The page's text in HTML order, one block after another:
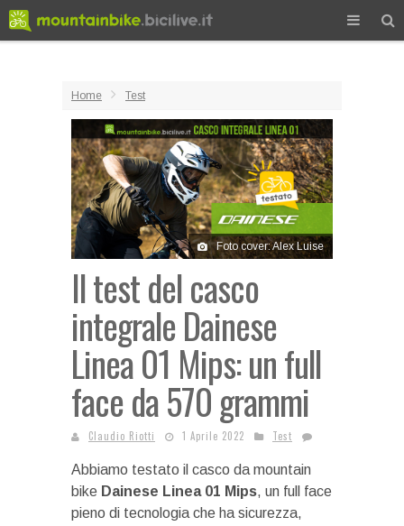
Home Test
Foto cover: Alex Luise
Il test del casco
integrale Dainese
Linea 01 Mips: un full
face da 570 grammi
Claudio Riotti 1 Aprile 2022 Test
Abbiamo testato il casco da mountain
bike Dainese Linea 01 Mips, un full face
pieno di tecnologia che ha sicurezza,